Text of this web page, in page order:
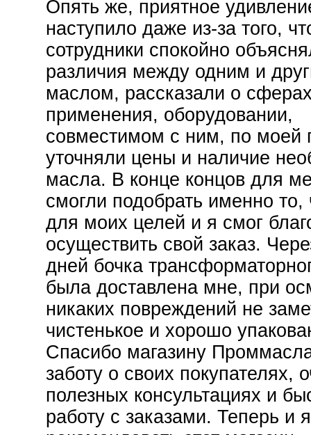
Опять же, приятное
наступило даже из-за того,
сотрудники спокойно
различия между одним и
маслом, рассказали о
применения, оборудовании,
совместимом с ним, по моей
уточняли цены и наличие
масла. В конце концов для
смогли подобрать именно то,
для моих целей и я смог
осуществить свой заказ.
дней бочка
была доставлена мне, при
никаких повреждений не
чистенькое и хорошо
Спасибо магазину
заботу о своих покупателях,
полезных консультациях и
работу с заказами. Теперь и